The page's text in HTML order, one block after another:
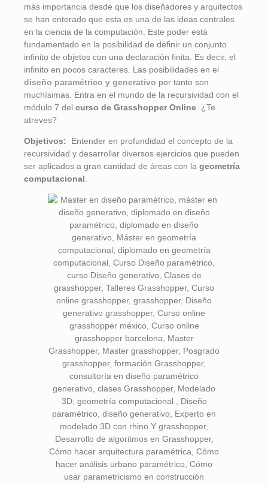
más importancia desde que los diseñadores y arquitectos
se han enterado que esta es una de las ideas centrales
en la ciencia de la computación. Este poder está
fundamentado en la posibilidad de definir un conjunto
infinito de objetos con una declaración finita. Es decir, el
infinito en pocos caracteres. Las posibilidades en el
diseño paramétrico y generativo por tanto son
muchísimas. Entra en el mundo de la recursividad con el
módulo 7 del curso de Grasshopper Online . ¿Te
atreves?
Objetivos: Entender en profundidad el concepto de la
recursividad y desarrollar diversos ejercicios que pueden
ser aplicados a gran cantidad de áreas con la geometría
computacional